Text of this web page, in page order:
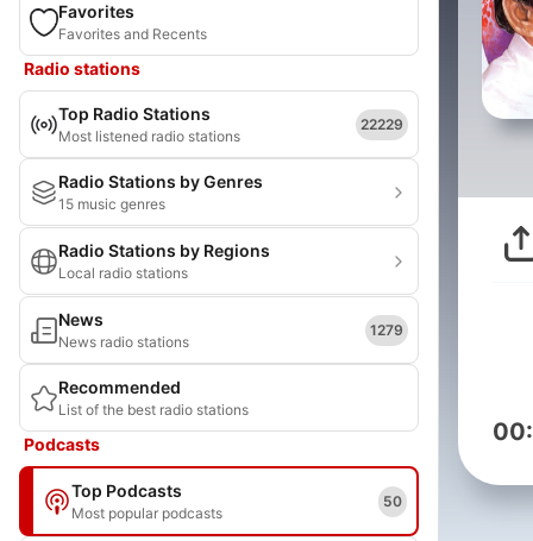
Favorites
Favorites and Recents
Radio stations
Top Radio Stations
Most listened radio stations
22229
Radio Stations by Genres
15 music genres
Radio Stations by Regions
Local radio stations
News
News radio stations
1279
Recommended
List of the best radio stations
Podcasts
Top Podcasts
Most popular podcasts
50